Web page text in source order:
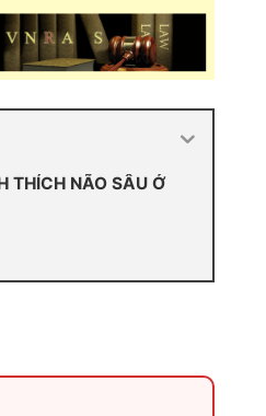
THÍCH NÃO SÂU Ở